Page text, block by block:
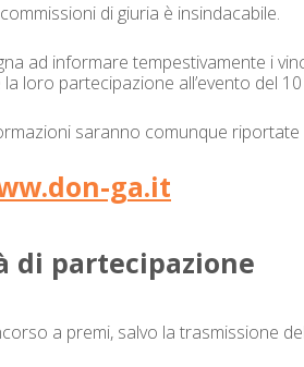
di giuria è insindacabile.
ad infor­mare tem­pes­ti­va­mente i
loro parte­ci­pazione all’even­to del
saran­no comunque ripor­tate
ga.it
di partecipazione
a pre­mi, sal­vo la trasmis­sione